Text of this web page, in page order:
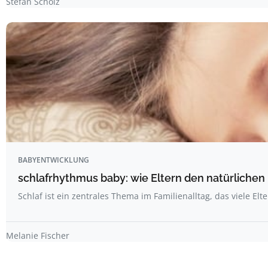
BABYENTWICKLUNG
schlafrhythmus baby: wie Eltern den
Schlaf ist ein zentrales Thema im Familienalltag, das viele
Melanie Fischer